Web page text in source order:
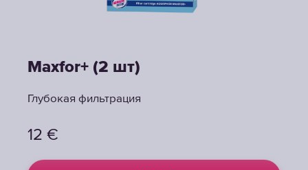
Maxfor+ (2 шт)
Глубокая фильтрация
12 €
Maxfor+ (2 шт)
Глубокая фильтрация
12 €
Maxfor+ (2 шт)
Глубокая фильтрация
12 €